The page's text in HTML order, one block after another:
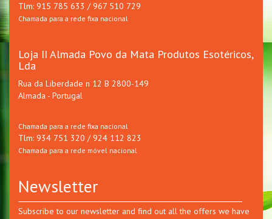
Tlm: 915 785 633 / 967 510 729
Chamada para a rede fixa nacional
Loja II Almada Povo da Mata Produtos Esotéricos,
Lda
Rua da Liberdade n 12 B 2800-149
Almada - Portugal
Chamada para a rede fixa nacional
Tlm: 934 751 320 / 924 112 823
Chamada para a rede móvel nacional
Newsletter
Subscribe to our newsletter and find out all the offers we have